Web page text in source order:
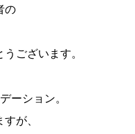
の
ございます。
ーション。
が、